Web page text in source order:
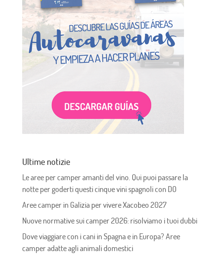
Ultime notizie
Le aree per camper amanti del vino. Qui puoi passare la
notte per goderti questi cinque vini spagnoli con DO
Aree camper in Galizia per vivere Xacobeo 2027
Nuove normative sui camper 2026: risolviamo i tuoi dubbi
Dove viaggiare con i cani in Spagna e in Europa? Aree
camper adatte agli animali domestici